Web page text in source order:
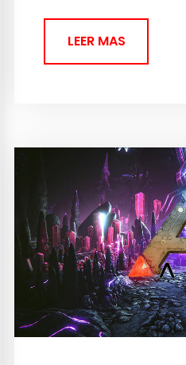
completa’ del juego de...
LEER MAS